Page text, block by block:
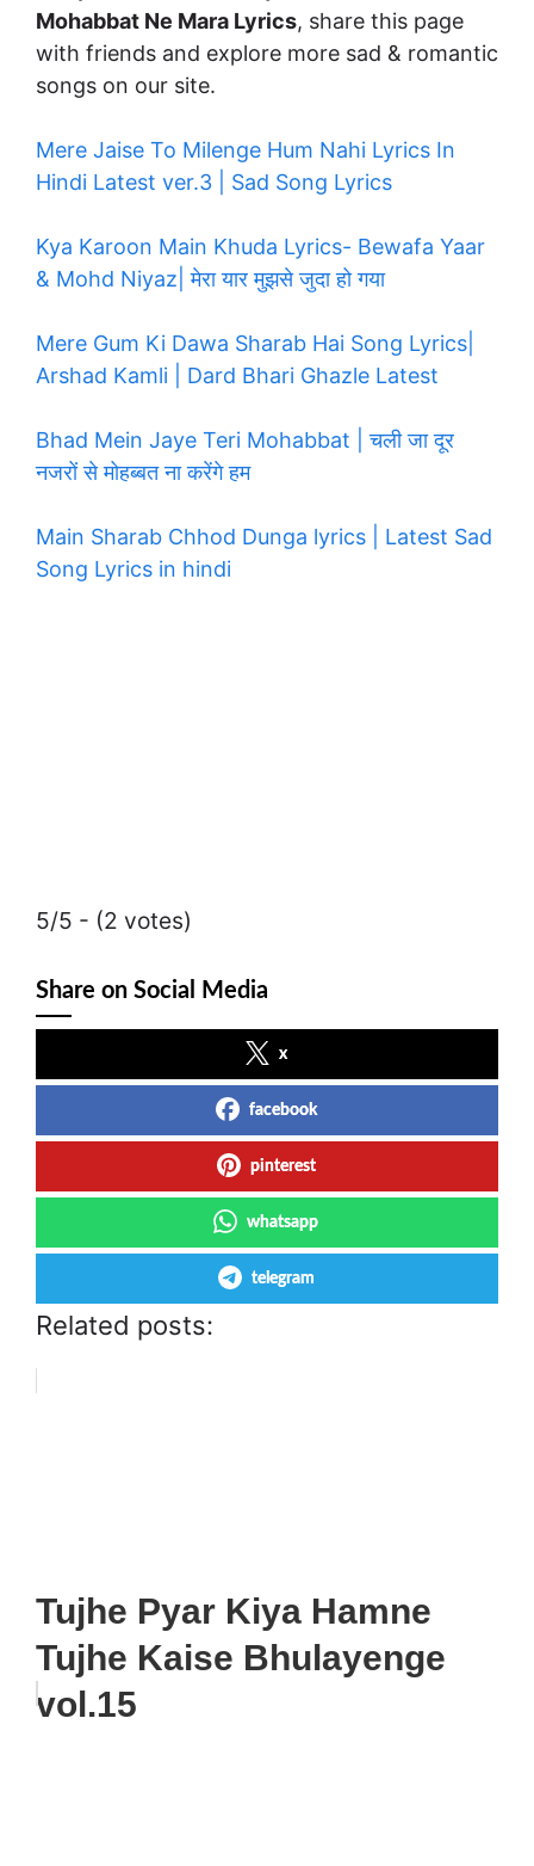
Mohabbat Ne Mara Lyrics, share this page
with friends and explore more sad & romantic
songs on our site.
Mere Jaise To Milenge Hum Nahi Lyrics In
Hindi Latest ver.3 | Sad Song Lyrics
Kya Karoon Main Khuda Lyrics- Bewafa Yaar
& Mohd Niyaz| मेरा यार मुझसे जुदा हो गया
Mere Gum Ki Dawa Sharab Hai Song Lyrics|
Arshad Kamli | Dard Bhari Ghazle Latest
Bhad Mein Jaye Teri Mohabbat | चली जा दूर
नजरों से मोहब्बत ना करेंगे हम
Main Sharab Chhod Dunga lyrics | Latest Sad
Song Lyrics in hindi
5/5 - (2 votes)
Share on Social Media
x
facebook
pinterest
whatsapp
telegram
Related posts:
Tujhe Pyar Kiya Hamne
Tujhe Kaise Bhulayenge
vol.15